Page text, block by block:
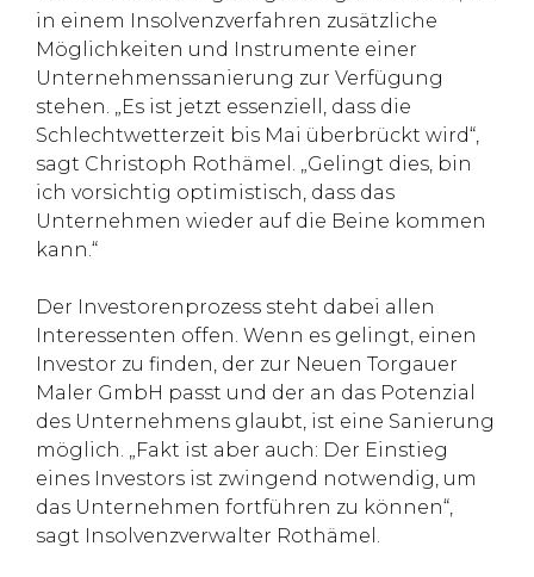
in einem Insolvenzverfahren zusätzliche
Möglichkeiten und Instrumente einer
Unternehmenssanierung zur Verfügung
stehen. „Es ist jetzt essenziell, dass die
Schlechtwetterzeit bis Mai überbrückt wird“,
sagt Christoph Rothämel. „Gelingt dies, bin
ich vorsichtig optimistisch, dass das
Unternehmen wieder auf die Beine kommen
kann.“
Der Investorenprozess steht dabei allen
Interessenten offen. Wenn es gelingt, einen
Investor zu finden, der zur Neuen Torgauer
Maler GmbH passt und der an das Potenzial
des Unternehmens glaubt, ist eine Sanierung
möglich. „Fakt ist aber auch: Der Einstieg
eines Investors ist zwingend notwendig, um
das Unternehmen fortführen zu können“,
sagt Insolvenzverwalter Rothämel.